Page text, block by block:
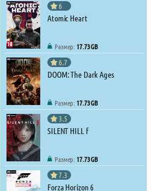
6
Atomic Heart
Размер: 17.73 GB
6.7
DOOM: The Dark Ages
Размер: 17.73 GB
3.5
SILENT HILL f
Размер: 17.73 GB
7.3
Forza Horizon 6